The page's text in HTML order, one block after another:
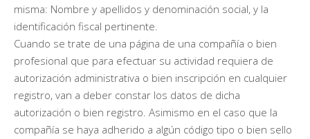
misma: Nombre y apellidos y denominación social, y la
identificación fiscal pertinente.
Cuando se trate de una página de una compañía o bien
profesional que para efectuar su actividad requiera de
autorización administrativa o bien inscripción en cualquier
registro, van a deber constar los datos de dicha
autorización o bien registro. Asimismo en el caso que la
compañía se haya adherido a algún código tipo o bien sello